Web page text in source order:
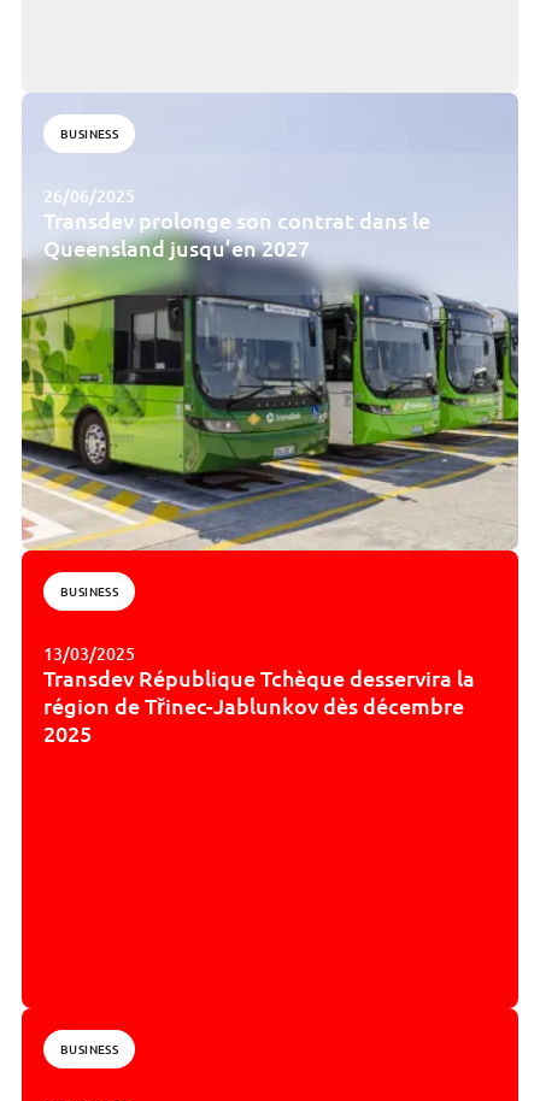
BUSINESS
26/06/2025
Transdev prolonge son contrat dans le
Queensland jusqu’en 2027
BUSINESS
13/03/2025
Transdev République Tchèque desservira la
région de Třinec-Jablunkov dès décembre
2025
BUSINESS